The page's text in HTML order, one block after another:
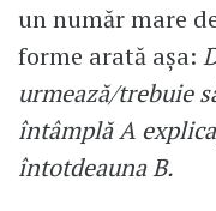
un număr mare
forme arată așa:
urmează/trebuie
întâmplă A
întotdeauna B.